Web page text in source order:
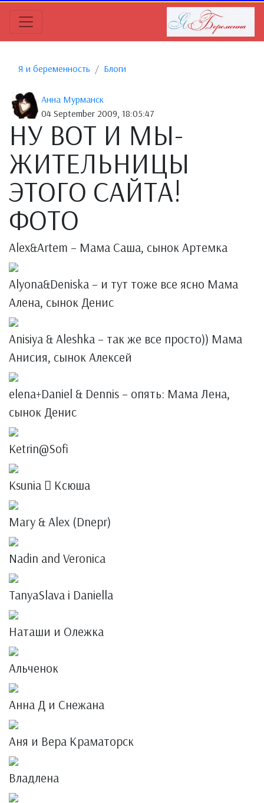
Я и беременность Блоги
Анна Мурманск
04 September 2009, 18:05:47
НУ ВОТ И МЫ-
ЖИТЕЛЬНИЦЫ
ЭТОГО САЙТА!
ФОТО
Alex&Artem – Мама Саша, сынок Артемка
Alyona&Deniska – и тут тоже все ясно Мама
Алена, сынок Денис
Anisiya & Aleshka – так же все просто)) Мама
Анисия, сынок Алексей
elena+Daniel & Dennis – опять: Мама Лена,
сынок Денис
Ketrin@Sofi
Ksunia  Ксюша
Mary & Alex (Dnepr)
Nadin and Veronica
TanyaSlava i Daniella
Наташи и Олежка
Альченок
Анна Д и Снежана
Аня и Вера Краматорск
Владлена